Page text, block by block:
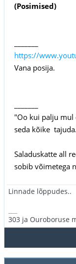
(Posimised)
https://
Vana posija.
"Oo kui palju mul
seda kõike
Saladuskatte all
sobib võimetega
Linnade lõppudes..
303 ja Ouroboruse